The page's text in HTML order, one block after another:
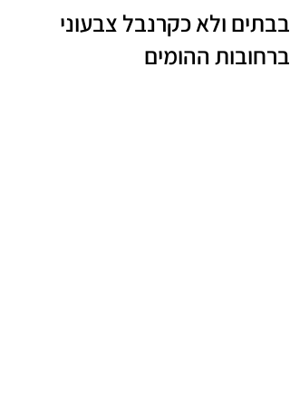
בבתים ולא כקרנבל צבעוני
ברחובות ההומים